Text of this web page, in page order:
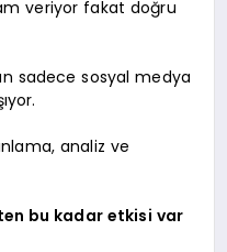
veriyor fakat doğru
sadece sosyal medya
analiz ve
bu kadar etkisi var